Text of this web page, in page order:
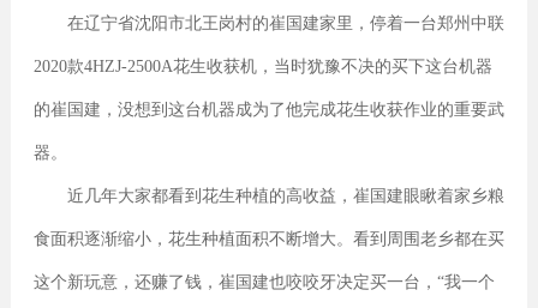
在辽宁省沈阳市北王岗村的崔国建家里，停着一台郑州中联
2020款4HZJ-2500A花生收获机，当时犹豫不决的买下这台机器
的崔国建，没想到这台机器成为了他完成花生收获作业的重要武
器。
近几年大家都看到花生种植的高收益，崔国建眼瞅着家乡粮
食面积逐渐缩小，花生种植面积不断增大。看到周围老乡都在买
这个新玩意，还赚了钱，崔国建也咬咬牙决定买一台，“我一个